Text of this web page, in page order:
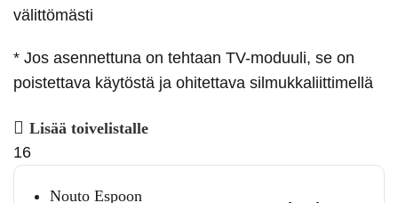
välittömästi
* Jos asennettuna on tehtaan TV-moduuli, se on
poistettava käytöstä ja ohitettava silmukkaliittimellä
Lisää toivelistalle
16
Nouto Espoon